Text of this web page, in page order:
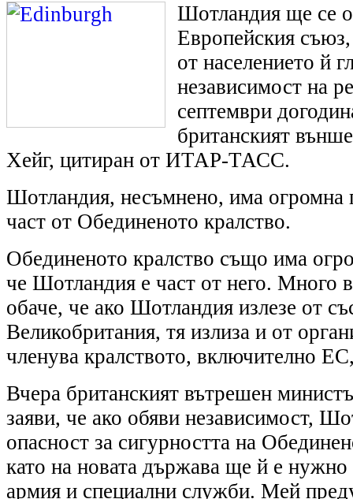
Шотландия ще се
Европейския
от населението й
независимост на
септември
британският
Хейг, цитиран от ИТАР-ТАСС.
Шотландия, несъмнено, има огромна
част от Обединеното кралство.
Обединеното кралство също има
че Шотландия е част от него. Много
обаче, че ако Шотландия излезе от
Великобритания, тя излиза и от
членува кралството, включително
Вчера британският вътрешен
заяви, че ако обяви независимост,
опасност за сигурността на
като на новата държава ще й е нужно
армия и специални служби. Мей